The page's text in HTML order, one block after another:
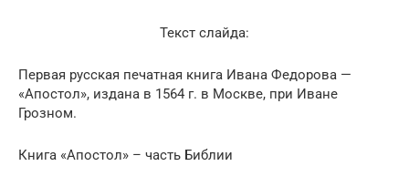
Текст слайда:
Первaя русская печатная книга Ивана Федорова —
«Апостол», издана в 1564 г. в Москве, при Иване
Грозном.
Книга «Апостол» – часть Библии